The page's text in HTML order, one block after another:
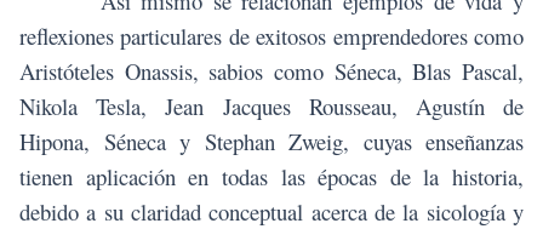
reflexiones particulares de exitosos emprendedores como
Aristóteles Onassis, sabios como Séneca, Blas Pascal,
Nikola Tesla, Jean Jacques Rousseau, Agustín de
Hipona, Séneca y Stephan Zweig, cuyas enseñanzas
tienen aplicación en todas las épocas de la historia,
debido a su claridad conceptual acerca de la sicología y